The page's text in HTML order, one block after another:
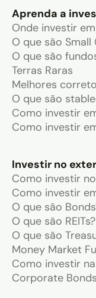
Aprenda a
Onde investir
O que são Small
O que são
Terras Raras
Melhores
O que são
Como investir
Como investir
Investir no
Como investir
Como investir
O que são
O que são REITs?
O que são
Money Market
Como investir
Corporate Bonds